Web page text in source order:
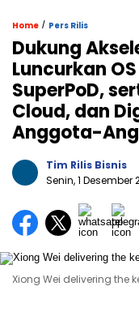
Home / Pers Rilis
Dukung
Luncurkan
SuperPoD,
Cloud, dan
Anggota-
Tim Rilis Bisnis
Senin, 1 Desember
Xiong Wei delivering the